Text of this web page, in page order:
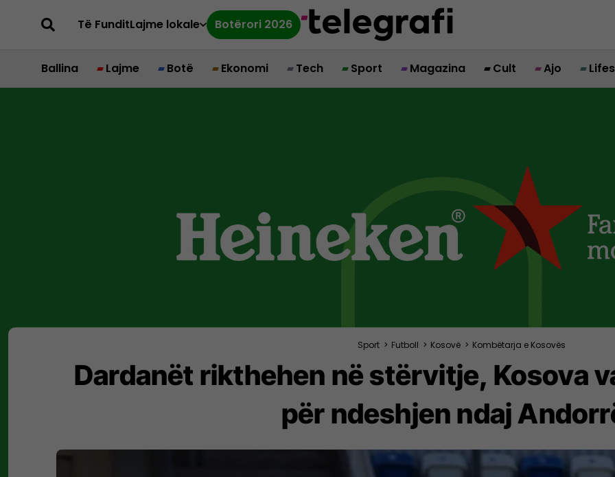
Të FunditLajme lokale Botërori 2026
Ballina Lajme Botë Ekonomi Tech Sport Magazina Cult Ajo
Sport > Futboll > Kosovë > Kombëtarja e Kosovës
Dardanët rikthehen në stërvitje, Kosova
për ndeshjen ndaj